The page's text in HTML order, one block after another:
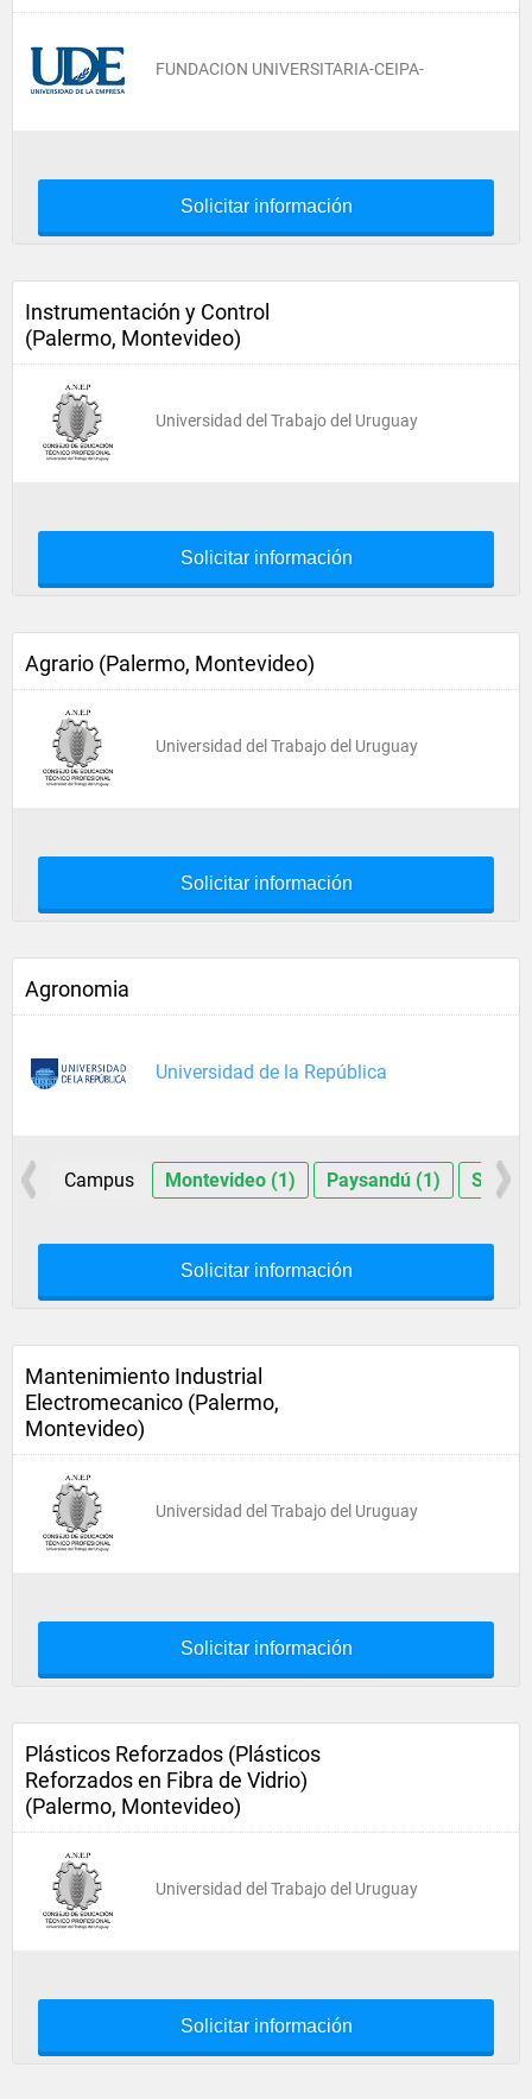
FUNDACION UNIVERSITARIA-CEIPA-
Solicitar información
Instrumentación y Control
(Palermo, Montevideo)
Universidad del Trabajo del Uruguay
Solicitar información
Agrario (Palermo, Montevideo)
Universidad del Trabajo del Uruguay
Solicitar información
Agronomia
Universidad de la República
Campus Montevideo (1) Paysandú (1) Salto
Solicitar información
Mantenimiento Industrial
Electromecanico (Palermo,
Montevideo)
Universidad del Trabajo del Uruguay
Solicitar información
Plásticos Reforzados (Plásticos
Reforzados en Fibra de Vidrio)
(Palermo, Montevideo)
Universidad del Trabajo del Uruguay
Solicitar información